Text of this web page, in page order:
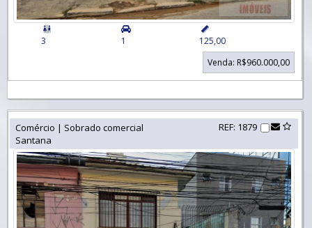

3 1

125,00
Venda: R$960.000,00
Comércio | Sobrado comercial
Santana
REF: 1879